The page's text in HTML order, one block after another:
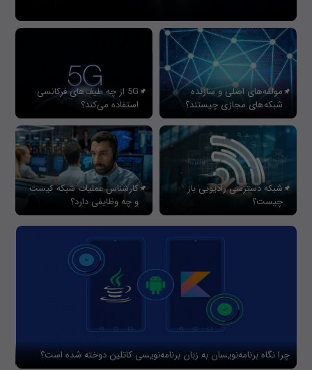
مولفه‌های اصلی و سازنده
شبکه‌های مجازی چیستند؟
5G از چه طیف‌های فرکانسی
استفاده می‌کند؟
شبکه دسترسی رادیویی باز
چیست؟
کارشناس عملیات شبکه کیست
و چه وظایفی دارد؟
چرا نگاه برنامه‌نویسان به زبان برنامه‌نویسی کاتلین دوخته شده است؟